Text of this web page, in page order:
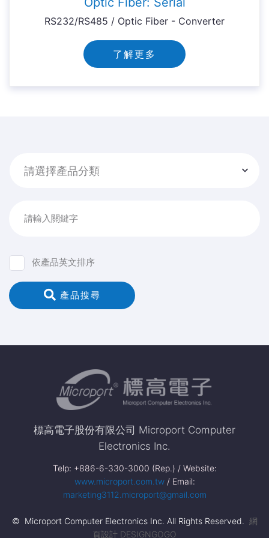
RS232/RS485 / Optic Fiber - Converter
了解更多
請選擇產品分類
請輸入關鍵字
依產品英文排序
產品搜尋
標高電子股份有限公司 Microport Computer
Electronics Inc.
Telp: +886-6-330-3000 (Rep.) / Website:
www.microport.com.tw / Email:
marketing3112.microport@gmail.com
© Microport Computer Electronics Inc. All Rights Reserved. 網
頁設計 DESIGNGOGO